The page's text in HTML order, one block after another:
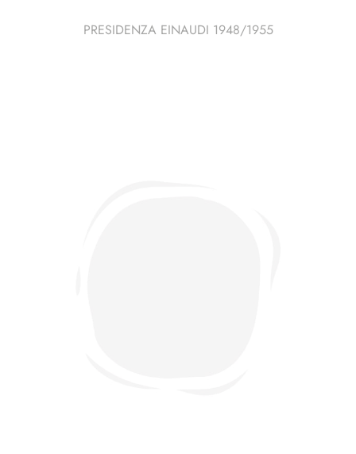
PRESIDENZA EINAUDI 1948/1955